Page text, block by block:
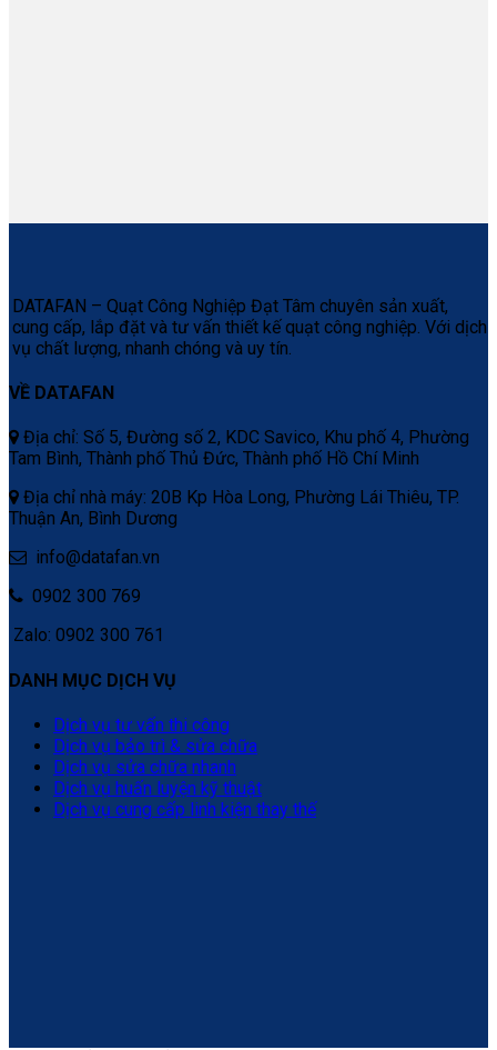
DATAFAN – Quạt Công Nghiệp Đạt Tâm chuyên sản xuất,
cung cấp, lắp đặt và tư vấn thiết kế quạt công nghiệp. Với dịch
vụ chất lượng, nhanh chóng và uy tín.
VỀ DATAFAN
Địa chỉ: Số 5, Đường số 2, KDC Savico, Khu phố 4, Phường
Tam Bình, Thành phố Thủ Đức, Thành phố Hồ Chí Minh
Địa chỉ nhà máy: 20B Kp Hòa Long, Phường Lái Thiêu, TP.
Thuận An, Bình Dương
info@datafan.vn
0902 300 769
Zalo: 0902 300 761
DANH MỤC DỊCH VỤ
Dịch vụ tư vấn thi công
Dịch vụ bảo trì & sửa chữa
Dịch vụ sửa chữa nhanh
Dịch vụ huấn luyện kỹ thuật
Dịch vụ cung cấp linh kiện thay thế